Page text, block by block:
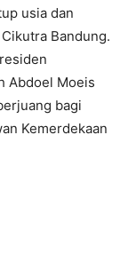
usia dan
Bandung.
Abdoel Moeis
bagi
Kemerdekaan